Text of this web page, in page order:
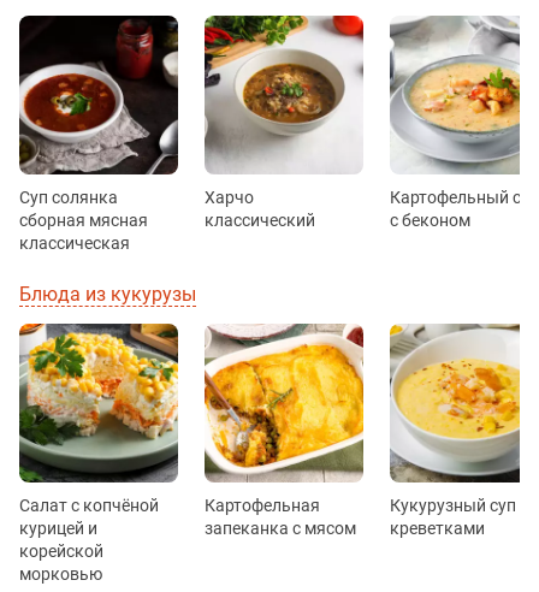
Суп солянка
сборная мясная
классическая
Харчо
классический
Картофельный суп
с беконом
Блюда из кукурузы
Салат с копчёной
курицей и
корейской
морковью
Картофельная
запеканка с мясом
Кукурузный суп с
креветками